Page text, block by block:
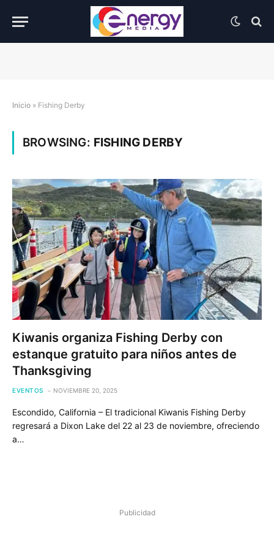
Inicio » Fishing Derby
BROWSING: FISHING DERBY
Kiwanis organiza Fishing Derby con
estanque gratuito para niños antes de
Thanksgiving
EVENTOS NOVIEMBRE 20, 2025
Escondido, California – El tradicional Kiwanis Fishing Derby
regresará a Dixon Lake del 22 al 23 de noviembre, ofreciendo
a…
Publicidad